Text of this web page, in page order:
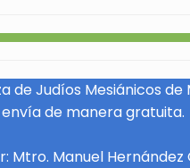
de Judíos Mesiánicos
envía de manera gratuita.
Mtro. Manuel Hernández